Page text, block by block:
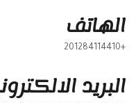
الهاتف
+201284114410
البريد